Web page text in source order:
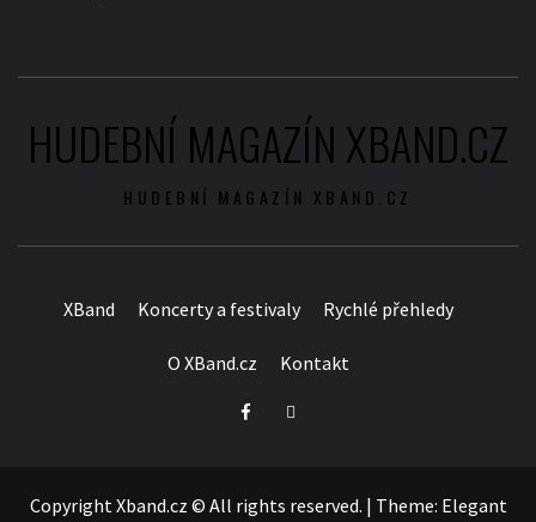
HUDEBNÍ MAGAZÍN XBAND.CZ
HUDEBNÍ MAGAZÍN XBAND.CZ
XBand Koncerty a festivaly Rychlé přehledy
O XBand.cz Kontakt
FacebookTwitter
Copyright Xband.cz © All rights reserved. | Theme: Elegant